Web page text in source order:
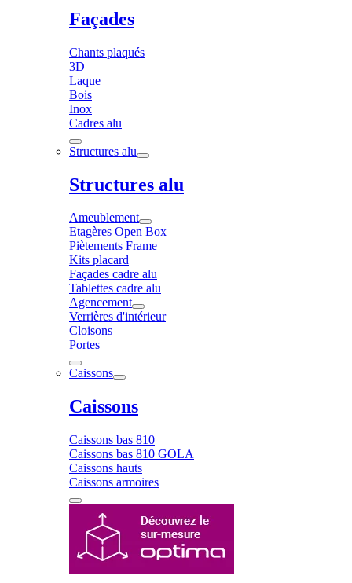
Façades
Chants plaqués
3D
Laque
Bois
Inox
Cadres alu
Structures alu
Structures alu
Ameublement
Etagères Open Box
Piètements Frame
Kits placard
Façades cadre alu
Tablettes cadre alu
Agencement
Verrières d'intérieur
Cloisons
Portes
Caissons
Caissons
Caissons bas 810
Caissons bas 810 GOLA
Caissons hauts
Caissons armoires